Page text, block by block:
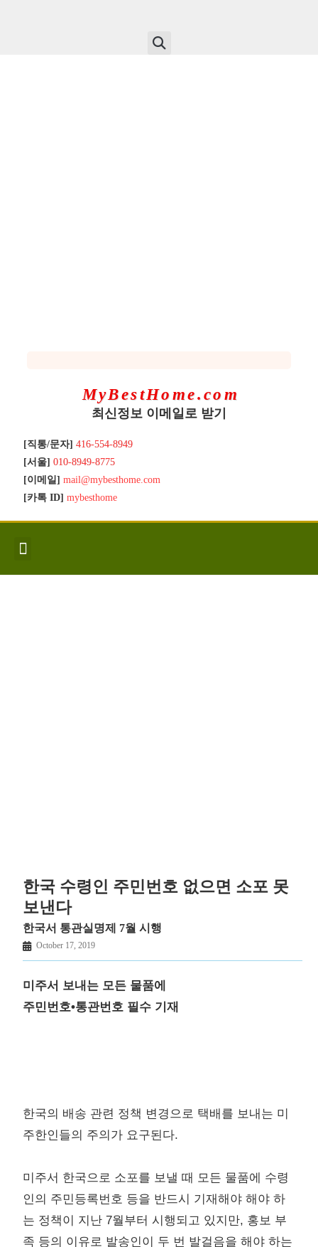
MyBestHome.com
최신정보 이메일로 받기
[직통/문자] 416-554-8949
[서울] 010-8949-8775
[이메일] mail@mybesthome.com
[카톡 ID] mybesthome
한국 수령인 주민번호 없으면 소포 못
보낸다
한국서 통관실명제 7월 시행
October 17, 2019
미주서 보내는 모든 물품에
주민번호•통관번호 필수 기재
한국의 배송 관련 정책 변경으로 택배를 보내는 미
주한인들의 주의가 요구된다.
미주서 한국으로 소포를 보낼 때 모든 물품에 수령
인의 주민등록번호 등을 반드시 기재해야 해야 하
는 정책이 지난 7월부터 시행되고 있지만, 홍보 부
족 등의 이유로 발송인이 두 번 발걸음을 해야 하는